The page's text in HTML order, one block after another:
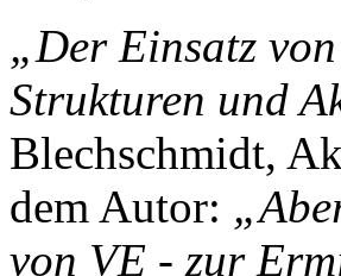
„Der Einsatz
Strukturen und
Blechschmidt,
dem Autor:
von VE - zur